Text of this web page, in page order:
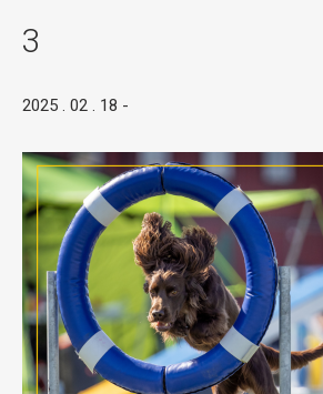
3
2025 . 02 . 18 -